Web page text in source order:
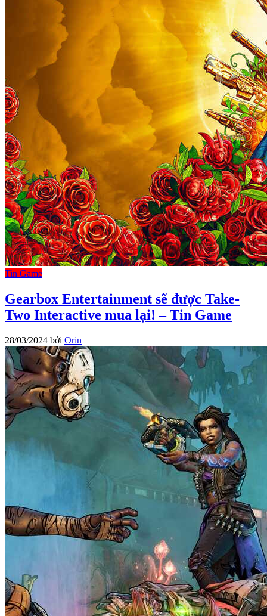
Tin Game
Gearbox Entertainment sẽ được Take-
Two Interactive mua lại! – Tin Game
28/03/2024 bởi Orin